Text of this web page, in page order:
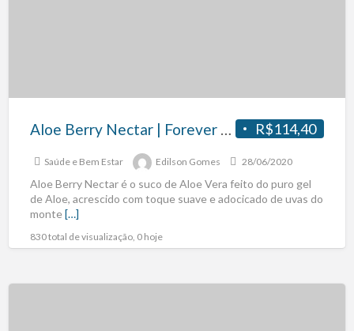
R$114,40
Aloe Berry Nectar | Forever Living Produto Natural.
Saúde e Bem Estar Edilson Gomes 28/06/2020
Aloe Berry Nectar é o suco de Aloe Vera feito do puro gel
de Aloe, acrescido com toque suave e adocicado de uvas do
monte[…]
830 total de visualização, 0 hoje